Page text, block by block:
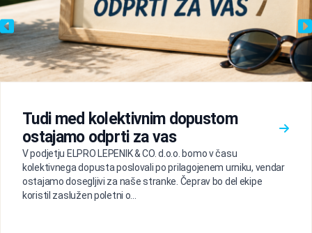
Tudi med kolektivnim dopustom
ostajamo odprti za vas
V podjetju ELPRO LEPENIK & CO. d.o.o. bomo v času
kolektivnega dopusta poslovali po prilagojenem urniku, vendar
ostajamo dosegljivi za naše stranke. Čeprav bo del ekipe
koristil zaslužen poletni o...